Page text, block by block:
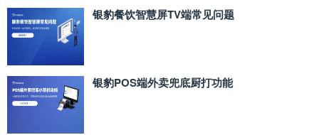
银豹餐饮智慧屏TV端常见问题
银豹POS端外卖兜底厨打功能